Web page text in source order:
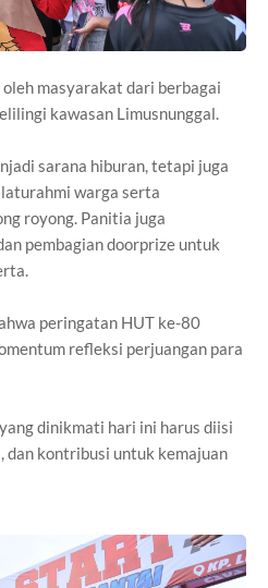
masyarakat dari berbagai
kawasan Limusnunggal.
sarana hiburan, tetapi juga
warga serta
royong. Panitia juga
pembagian doorprize untuk
peringatan HUT ke-80
refleksi perjuangan para
dinikmati hari ini harus diisi
dan kontribusi untuk kemajuan